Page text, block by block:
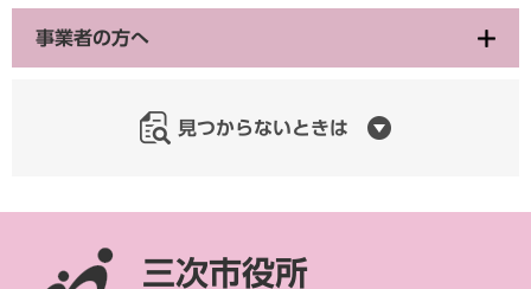
事業者の方へ
見つからないときは
三次市役所